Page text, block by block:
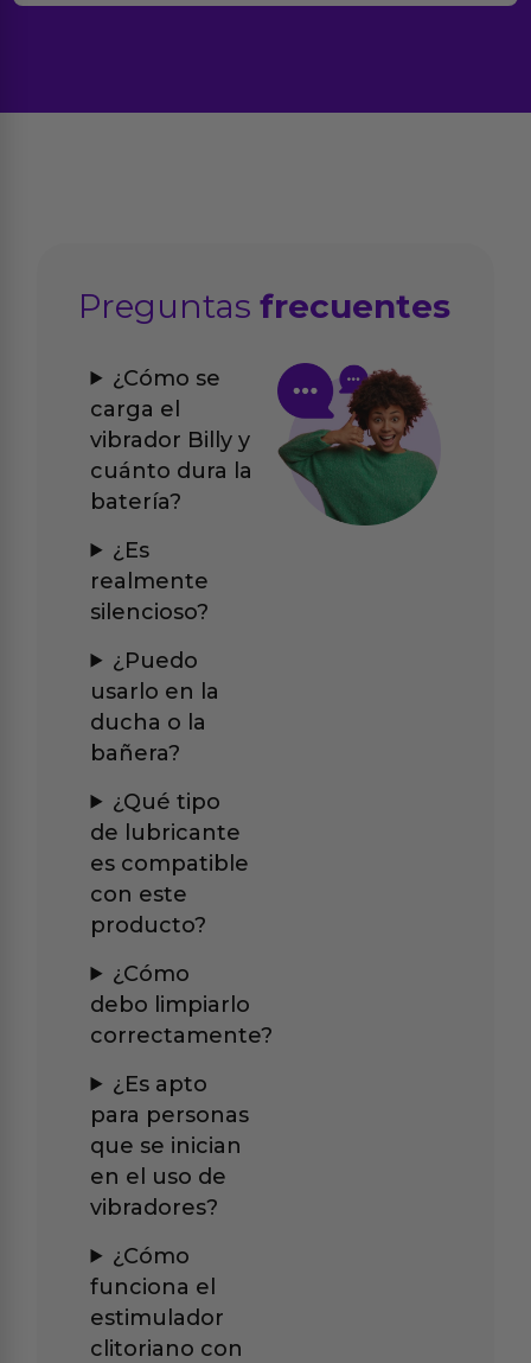
Preguntasfrecuentes
¿Cómo se
carga el
vibrador Billy y
cuánto dura la
batería?
¿Es
realmente
silencioso?
¿Puedo
usarlo en la
ducha o la
bañera?
¿Qué tipo
de lubricante
es compatible
con este
producto?
¿Cómo
debo limpiarlo
correctamente?
¿Es apto
para personas
que se inician
en el uso de
vibradores?
¿Cómo
funciona el
estimulador
clitoriano con